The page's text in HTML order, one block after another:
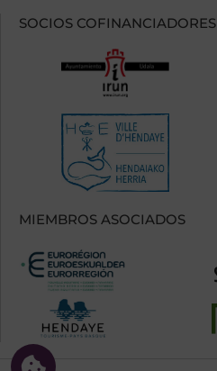
SOCIOS COFINANCIADORES
MIEMBROS ASOCIADOS